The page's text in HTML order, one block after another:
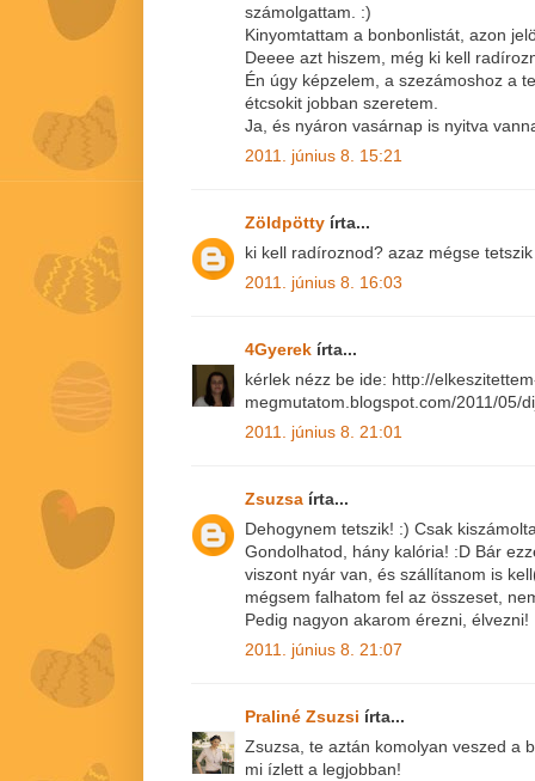
számolgattam. :)
Kinyomtattam a bonbonlistát, azon
Deeee azt hiszem, még ki kell
Én úgy képzelem, a szezámoshoz a
étcsokit jobban szeretem.
Ja, és nyáron vasárnap is nyitva
2011. június 8. 15:21
Zöldpötty írta...
ki kell radíroznod? azaz mégse
2011. június 8. 16:03
4Gyerek írta...
kérlek nézz be ide: http://
megmutatom.blogspot.com/2011/05/
2011. június 8. 21:01
Zsuzsa írta...
Dehogynem tetszik! :) Csak
Gondolhatod, hány kalória! :D Bár
viszont nyár van, és szállítanom is
mégsem falhatom fel az összeset,
Pedig nagyon akarom érezni, élvezni!
2011. június 8. 21:07
Praliné Zsuzsi írta...
Zsuzsa, te aztán komolyan veszed a
mi ízlett a legjobban!